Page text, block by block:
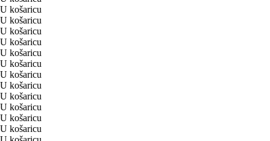
U košaricu
U košaricu
U košaricu
U košaricu
U košaricu
U košaricu
U košaricu
U košaricu
U košaricu
U košaricu
U košaricu
U košaricu